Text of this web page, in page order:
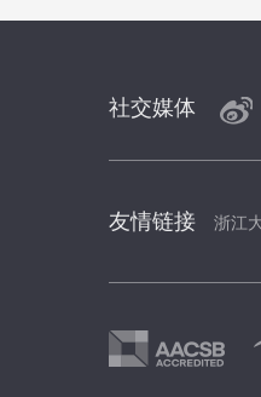
社交媒体
友情链接 浙江